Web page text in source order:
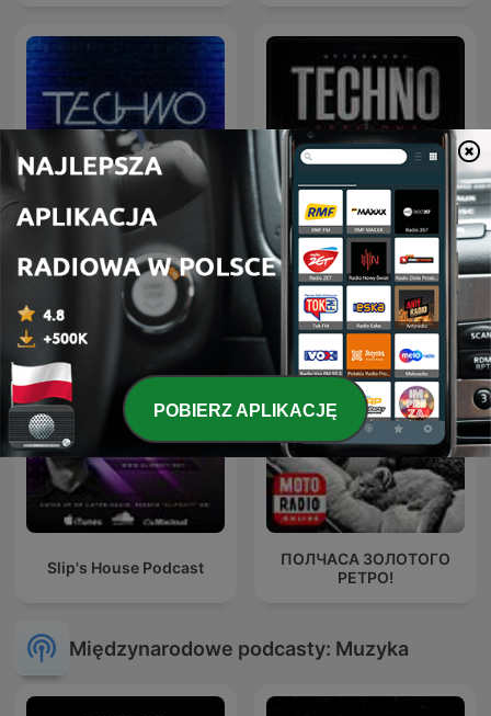
Techno Life
Afterwork Techno
Sessions – Techno
Podcast, Raw & Hypnotic
Techno Mixes
Slip's House Podcast
ПОЛЧАСА ЗОЛОТОГО
РЕТРО!
Międzynarodowe podcasty: Muzyka
POBIERZ APLIKACJĘ